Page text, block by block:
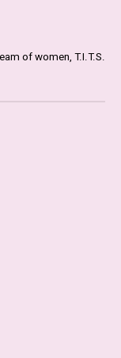
of women, T.I.T.S.